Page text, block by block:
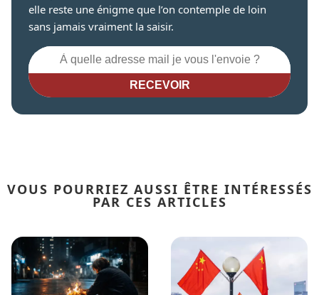
elle reste une énigme que l’on contemple de loin
sans jamais vraiment la saisir.
RECEVOIR
VOUS POURRIEZ AUSSI ÊTRE INTÉRESSÉS
PAR CES ARTICLES